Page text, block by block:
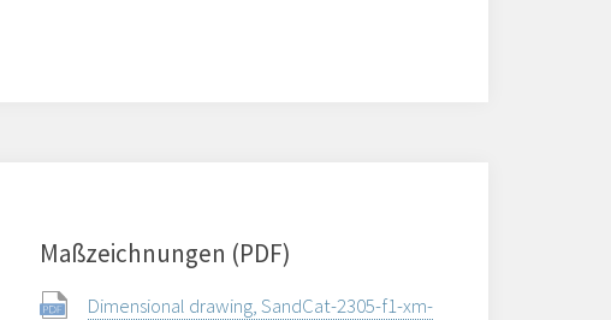
Maßzeichnungen (PDF)
Dimensional drawing, SandCat-2305-f1-xm-